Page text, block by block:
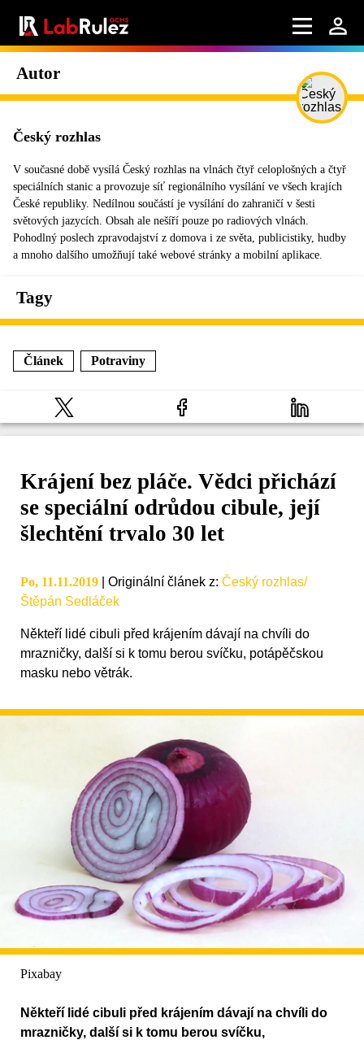
Autor
Český rozhlas
V současné době vysílá Český rozhlas na vlnách čtyř celoplošných a čtyř
speciálních stanic a provozuje síť regionálního vysílání ve všech krajích
České republiky. Nedílnou součástí je vysílání do zahraničí v šesti
světových jazycích. Obsah ale nešíří pouze po radiových vlnách.
Pohodlný poslech zpravodajství z domova i ze světa, publicistiky, hudby
a mnoho dalšího umožňují také webové stránky a mobilní aplikace.
Tagy
Článek Potraviny
Krájení bez pláče. Vědci přichází
se speciální odrůdou cibule, její
šlechtění trvalo 30 let
Po, 11.11.2019 Originální článek z: Český rozhlas/
Štěpán Sedláček
Někteří lidé cibuli před krájením dávají na chvíli do
mrazničky, další si k tomu berou svíčku, potápěčskou
masku nebo větrák.
Pixabay
Někteří lidé cibuli před krájením dávají na chvíli do
mrazničky, další si k tomu berou svíčku,